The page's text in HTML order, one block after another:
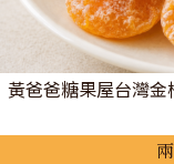
黃爸爸糖果屋台灣